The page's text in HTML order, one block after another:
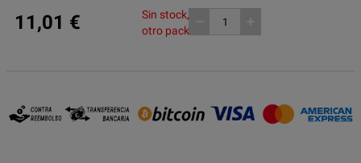
11,01 € add
Sin stock, consulta
otro pack